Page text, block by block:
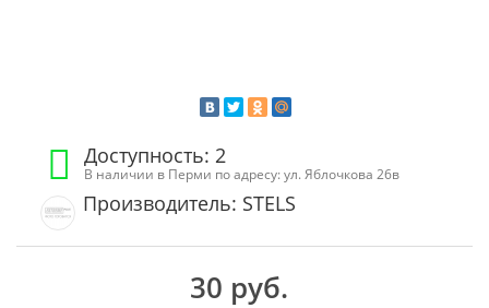
Доступность: 2
В наличии в Перми по адресу: ул. Яблочкова 26в
Производитель: STELS
30 руб.